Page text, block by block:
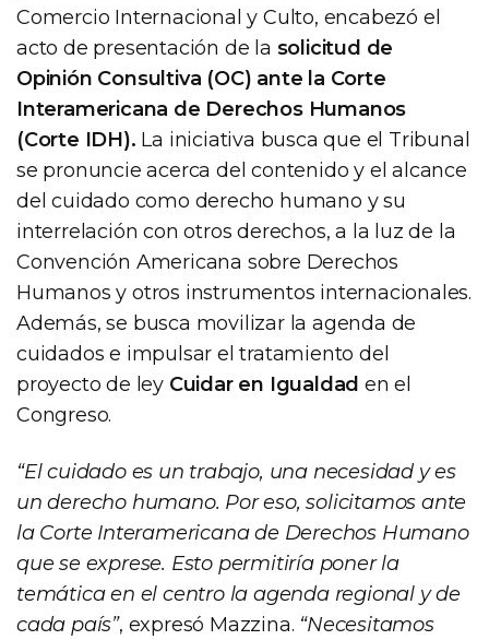
Comercio Internacional y Culto, encabezó el
acto de presentación de la solicitud de
Opinión Consultiva (OC) ante la Corte
Interamericana de Derechos Humanos
(Corte IDH). La iniciativa busca que el Tribunal
se pronuncie acerca del contenido y el alcance
del cuidado como derecho humano y su
interrelación con otros derechos, a la luz de la
Convención Americana sobre Derechos
Humanos y otros instrumentos internacionales.
Además, se busca movilizar la agenda de
cuidados e impulsar el tratamiento del
proyecto de ley Cuidar en Igualdad en el
Congreso.
“El cuidado es un trabajo, una necesidad y es
un derecho humano. Por eso, solicitamos ante
la Corte Interamericana de Derechos Humano
que se exprese. Esto permitiría poner la
temática en el centro la agenda regional y de
cada país”, expresó Mazzina. “Necesitamos